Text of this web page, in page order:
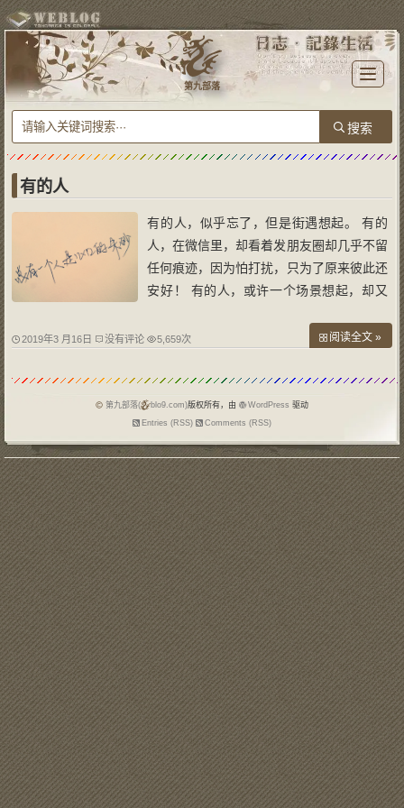
T
o
l
e
n
i
n
第九部落
有的人
有的人，似乎忘了，但是街遇想起。 有的
人，在微信里，却看着发朋友圈却几乎不留
任何痕迹，因为怕打扰，只为了原来彼此还
安好！ 有的人，或许一个场景想起，却又
人，一眼一万年，从此不再相遇和难以想
我，你，不知道谁还保留回忆！
2019年3 月16日 没有评论 5,659次 阅读全文 »
第九部落( blo9.com)版权所有，由 WordPress 驱动
Entries (RSS)
Comments (RSS)